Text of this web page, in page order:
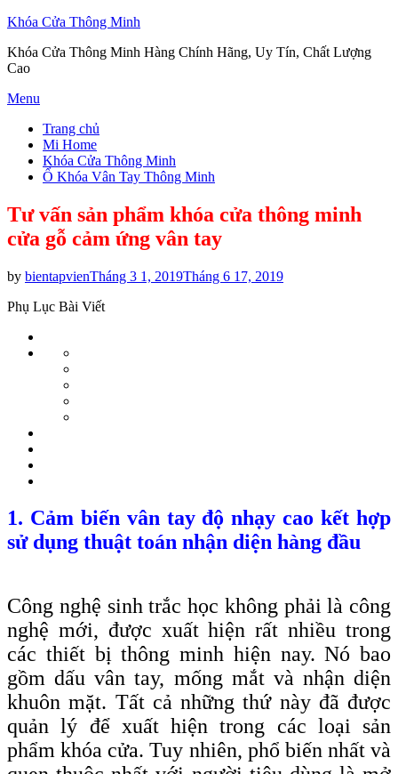
Khóa Cửa Thông Minh
Khóa Cửa Thông Minh Hàng Chính Hãng, Uy Tín, Chất Lượng
Cao
Skip
content
Menu
Trang chủ
Mi Home
Khóa Cửa Thông Minh
Ổ Khóa Vân Tay Thông Minh
Tư vấn sản phẩm khóa cửa thông minh
cửa gỗ cảm ứng vân tay
by bientapvienPosted
Tháng 3 1, 2019Tháng 6 17, 2019
Phụ Lục Bài Viết
1. Cảm biến vân tay độ nhạy cao kết hợp
sử dụng thuật toán nhận diện hàng đầu
Công nghệ sinh trắc học không phải là công
nghệ mới, được xuất hiện rất nhiều trong
các thiết bị thông minh hiện nay. Nó bao
gồm dấu vân tay, mống mắt và nhận diện
khuôn mặt. Tất cả những thứ này đã được
quản lý để xuất hiện trong các loại sản
phẩm khóa cửa. Tuy nhiên, phổ biến nhất và